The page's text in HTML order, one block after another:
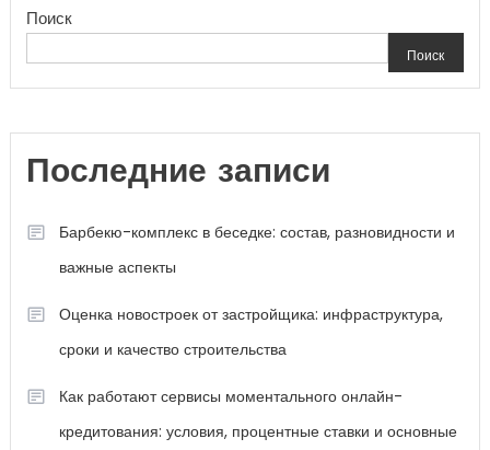
Поиск
Поиск
Последние записи
Барбекю-комплекс в беседке: состав, разновидности и
важные аспекты
Оценка новостроек от застройщика: инфраструктура,
сроки и качество строительства
Как работают сервисы моментального онлайн-
кредитования: условия, процентные ставки и основные